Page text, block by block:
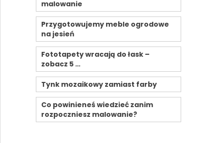
malowanie
Przygotowujemy meble ogrodowe
na jesień
Fototapety wracają do łask –
zobacz 5 …
Tynk mozaikowy zamiast farby
Co powinieneś wiedzieć zanim
rozpoczniesz malowanie?